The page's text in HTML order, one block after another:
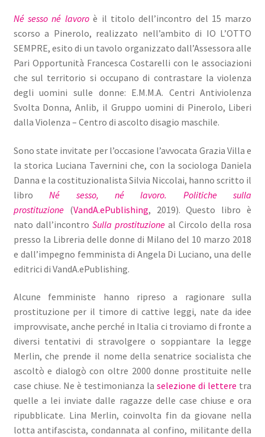
Né sesso né lavoroè il titolo dell’incontro del 15 marzo
scorso a Pinerolo, realizzato nell’ambito di IO L’OTTO
SEMPRE, esito di un tavolo organizzato dall’Assessora alle
Pari Opportunità Francesca Costarelli con le associazioni
che sul territorio si occupano di contrastare la violenza
degli uomini sulle donne: E.M.M.A. Centri Antiviolenza
Svolta Donna, Anlib, il Gruppo uomini di Pinerolo, Liberi
dalla Violenza – Centro di ascolto disagio maschile.
Sono state invitate per l’occasione l’avvocata Grazia Villa e
la storica Luciana Tavernini che, con la sociologa Daniela
Danna e la costituzionalista Silvia Niccolai, hanno scritto il
libroNé sesso, né lavoro. Politiche sulla
prostituzione(VandA.ePublishing, 2019). Questo libro è
nato dall’incontro Sulla prostituzioneal Circolo della rosa
presso la Libreria delle donne di Milano del 10 marzo 2018
e dall’impegno femminista di Angela Di Luciano, una delle
editrici di VandA.ePublishing.
Alcune femministe hanno ripreso a ragionare sulla
prostituzione per il timore di cattive leggi, nate da idee
improvvisate, anche perché in Italia ci troviamo di fronte a
diversi tentativi di stravolgere o soppiantare la legge
Merlin, che prende il nome della senatrice socialista che
ascoltò e dialogò con oltre 2000 donne prostituite nelle
case chiuse. Ne è testimonianza laselezione di lettere tra
quelle a lei inviate dalle ragazze delle case chiuse e ora
ripubblicate. Lina Merlin, coinvolta fin da giovane nella
lotta antifascista, condannata al confino, militante della